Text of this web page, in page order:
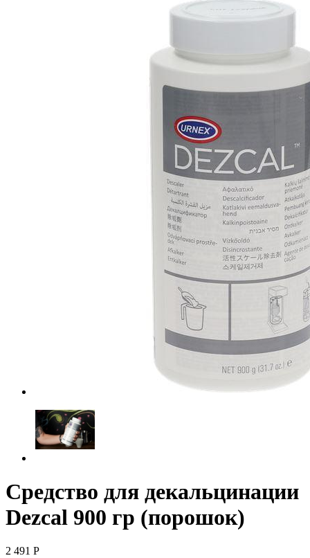
Средство для декальцинации
Dezcal 900 гр (порошок)
2 491 Р